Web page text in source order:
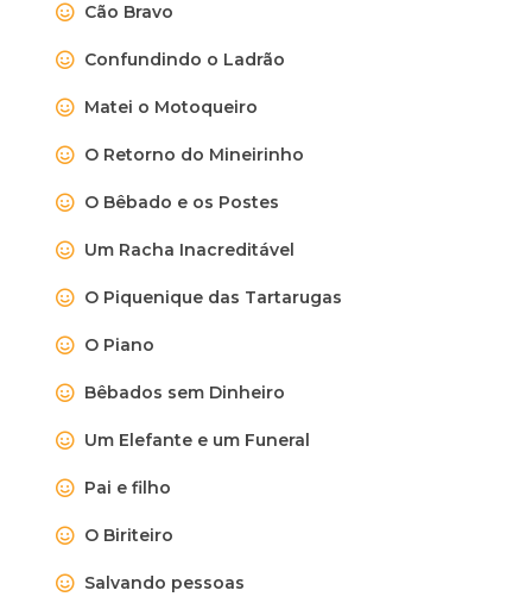
Cão Bravo
Confundindo o Ladrão
Matei o Motoqueiro
O Retorno do Mineirinho
O Bêbado e os Postes
Um Racha Inacreditável
O Piquenique das Tartarugas
O Piano
Bêbados sem Dinheiro
Um Elefante e um Funeral
Pai e filho
O Biriteiro
Salvando pessoas